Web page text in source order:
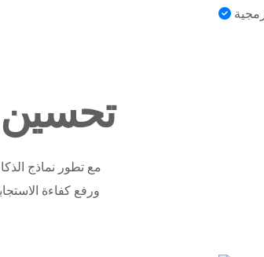
تحسين
مع تطور نماذج
ورفع كفاءة